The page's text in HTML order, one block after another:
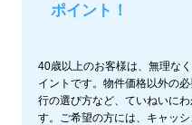
ポイント！
40歳以上のお客様は、無理な
イントです。物件価格以外の
行の選び方など、ていねいに
す。ご希望の方には、キャッ